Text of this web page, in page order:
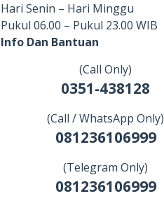
Hari Senin – Hari Minggu
Pukul 06.00 – Pukul 23.00 WIB
Info Dan Bantuan
(Call Only)
0351-438128
(Call / WhatsApp Only)
081236106999
(Telegram Only)
081236106999